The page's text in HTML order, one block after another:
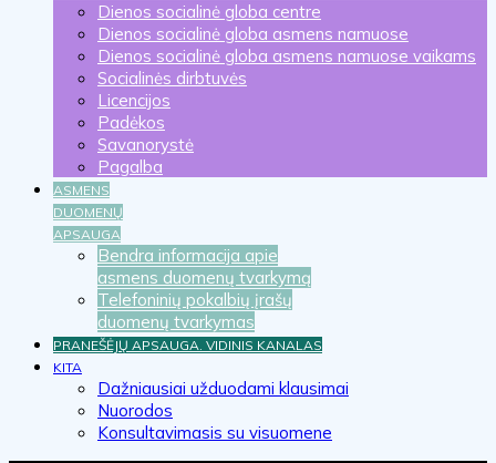
Dienos socialinė globa centre
Dienos socialinė globa asmens namuose
Dienos socialinė globa asmens namuose vaikams
Socialinės dirbtuvės
Licencijos
Padėkos
Savanorystė
Pagalba
ASMENS
DUOMENŲ
APSAUGA
Bendra informacija apie
asmens duomenų tvarkymą
Telefoninių pokalbių įrašų
duomenų tvarkymas
PRANEŠĖJŲ APSAUGA. VIDINIS KANALAS
KITA
Dažniausiai užduodami klausimai
Nuorodos
Konsultavimasis su visuomene